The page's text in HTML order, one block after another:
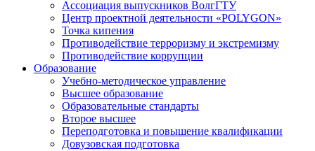
Ассоциация выпускников ВолгГТУ
Центр проектной деятельности «POLYGON»
Точка кипения
Противодействие терроризму и экстремизму
Противодействие коррупции
Образование
Учебно-методическое управление
Высшее образование
Образовательные стандарты
Второе высшее
Переподготовка и повышение квалификации
Довузовская подготовка